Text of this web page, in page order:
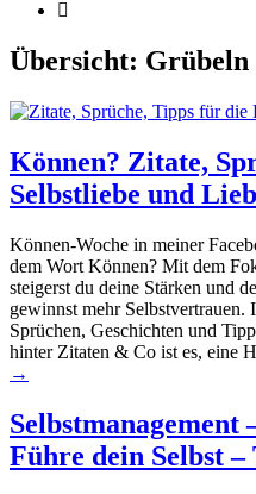
Übersicht: Grübeln
Können? Zitate,
Selbstliebe und
Können-Woche in meiner
dem Wort Können? Mit dem
steigerst du deine Stärken und
gewinnst mehr
Sprüchen, Geschichten und
hinter Zitaten & Co ist es, eine
→
Selbstmanagement
Führe dein Selbst –